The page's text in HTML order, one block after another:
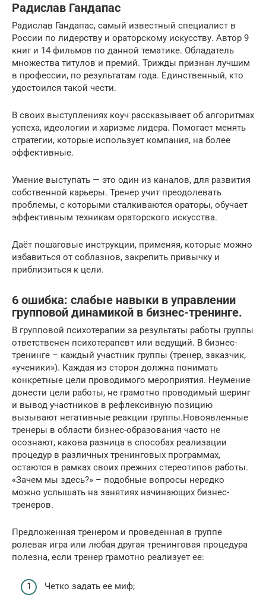
Радислав Гандапас
Радислав Гандапас, самый известный специалист в
России по лидерству и ораторскому искусству. Автор 9
книг и 14 фильмов по данной тематике. Обладатель
множества титулов и премий. Трижды признан лучшим
в профессии, по результатам года. Единственный, кто
удостоился такой чести.
В своих выступлениях коуч рассказывает об алгоритмах
успеха, идеологии и харизме лидера. Помогает менять
стратегии, которые использует компания, на более
эффективные.
Умение выступать — это один из каналов, для развития
собственной карьеры. Тренер учит преодолевать
проблемы, с которыми сталкиваются ораторы, обучает
эффективным техникам ораторского искусства.
Даёт пошаговые инструкции, применяя, которые можно
избавиться от соблазнов, закрепить привычку и
приблизиться к цели.
6 ошибка: слабые навыки в управлении
групповой динамикой в бизнес-тренинге.
В групповой психотерапии за результаты работы группы
ответственен психотерапевт или ведущий. В бизнес-
тренинге – каждый участник группы (тренер, заказчик,
«ученики»). Каждая из сторон должна понимать
конкретные цели проводимого мероприятия. Неумение
донести цели работы, не грамотно проводимый шеринг
и вывод участников в рефлексивную позицию
вызывают негативные реакции группы.Новоявленные
тренеры в области бизнес-образования часто не
осознают, какова разница в способах реализации
процедур в различных тренинговых программах,
остаются в рамках своих прежних стереотипов работы.
«Зачем мы здесь?» – подобные вопросы нередко
можно услышать на занятиях начинающих бизнес-
тренеров.
Предложенная тренером и проведенная в группе
ролевая игра или любая другая тренинговая процедура
полезна, если тренер грамотно реализует ее:
Четко задать ее миф;